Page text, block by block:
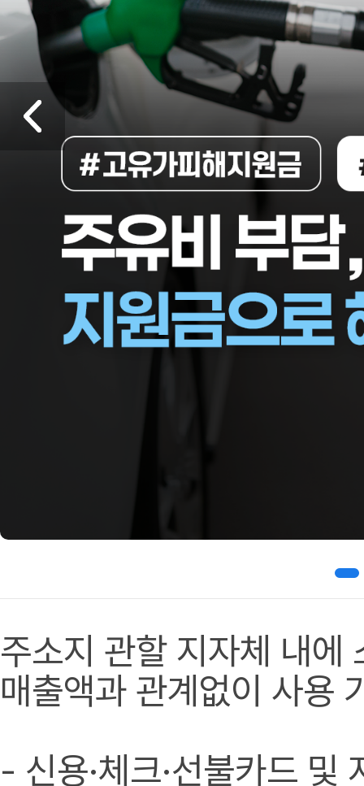
주소지 관할 지자체 내에
매출액과 관계없이 사용
- 신용·체크·선불카드 및